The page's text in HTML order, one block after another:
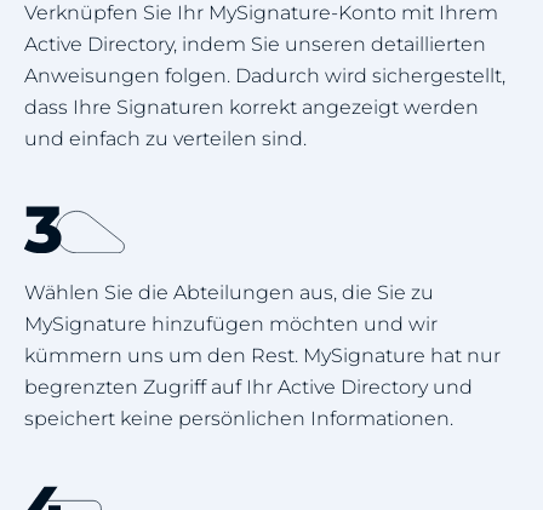
Verknüpfen Sie Ihr MySignature-Konto mit Ihrem
Active Directory, indem Sie unseren detaillierten
Anweisungen folgen. Dadurch wird sichergestellt,
dass Ihre Signaturen korrekt angezeigt werden
und einfach zu verteilen sind.
Wählen Sie die Abteilungen aus, die Sie zu
MySignature hinzufügen möchten und wir
kümmern uns um den Rest. MySignature hat nur
begrenzten Zugriff auf Ihr Active Directory und
speichert keine persönlichen Informationen.